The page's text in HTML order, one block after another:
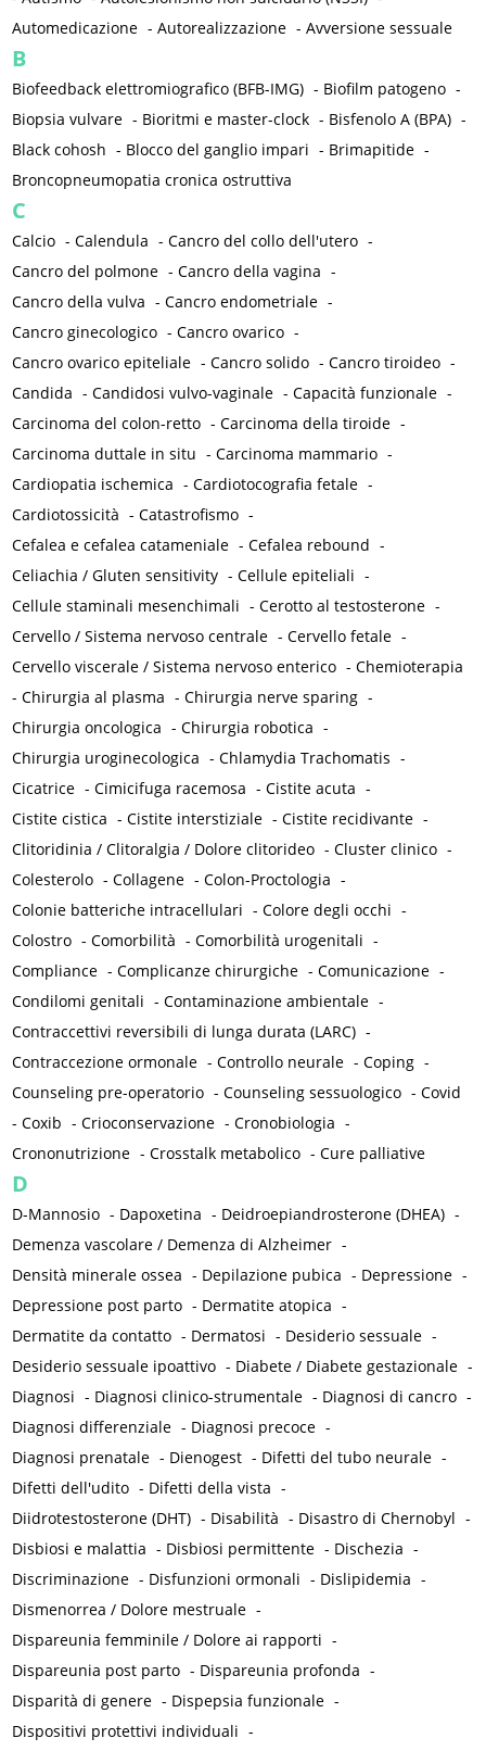
Automedicazione -Autorealizzazione -Avversione sessuale
B
Biofeedback elettromiografico (BFB-IMG) - Biofilm patogeno -
Biopsia vulvare - Bioritmi e master-clock - Bisfenolo A (BPA) -
Black cohosh - Blocco del ganglio impari - Brimapitide -
Broncopneumopatia cronica ostruttiva
C
Calcio -Calendula -Cancro del collo dell'utero -
Cancro del polmone -Cancro della vagina -
Cancro della vulva -Cancro endometriale -
Cancro ginecologico -Cancro ovarico -
Cancro ovarico epiteliale -Cancro solido -Cancro tiroideo -
Candida -Candidosi vulvo-vaginale -Capacità funzionale -
Carcinoma del colon-retto -Carcinoma della tiroide -
Carcinoma duttale in situ -Carcinoma mammario -
Cardiopatia ischemica -Cardiotocografia fetale -
Cardiotossicità -Catastrofismo -
Cefalea e cefalea catameniale -Cefalea rebound -
Celiachia / Gluten sensitivity -Cellule epiteliali -
Cellule staminali mesenchimali -Cerotto al testosterone -
Cervello / Sistema nervoso centrale -Cervello fetale -
Cervello viscerale / Sistema nervoso enterico -Chemioterapia
-Chirurgia al plasma -Chirurgia nerve sparing -
Chirurgia oncologica -Chirurgia robotica -
Chirurgia uroginecologica -Chlamydia Trachomatis -
Cicatrice -Cimicifuga racemosa -Cistite acuta -
Cistite cistica -Cistite interstiziale -Cistite recidivante -
Clitoridinia / Clitoralgia / Dolore clitorideo -Cluster clinico -
Colesterolo -Collagene -Colon-Proctologia -
Colonie batteriche intracellulari -Colore degli occhi -
Colostro -Comorbilità -Comorbilità urogenitali -
Compliance -Complicanze chirurgiche -Comunicazione -
Condilomi genitali -Contaminazione ambientale -
Contraccettivi reversibili di lunga durata (LARC) -
Contraccezione ormonale -Controllo neurale -Coping -
Counseling pre-operatorio -Counseling sessuologico -Covid
-Coxib -Crioconservazione -Cronobiologia -
Crononutrizione -Crosstalk metabolico -Cure palliative
D
D-Mannosio - Dapoxetina - Deidroepiandrosterone (DHEA) -
Demenza vascolare / Demenza di Alzheimer -
Densità minerale ossea - Depilazione pubica - Depressione -
Depressione post parto - Dermatite atopica -
Dermatite da contatto - Dermatosi - Desiderio sessuale -
Desiderio sessuale ipoattivo - Diabete / Diabete gestazionale -
Diagnosi - Diagnosi clinico-strumentale - Diagnosi di cancro -
Diagnosi differenziale - Diagnosi precoce -
Diagnosi prenatale - Dienogest - Difetti del tubo neurale -
Difetti dell'udito - Difetti della vista -
Diidrotestosterone (DHT) - Disabilità - Disastro di Chernobyl -
Disbiosi e malattia - Disbiosi permittente - Dischezia -
Discriminazione - Disfunzioni ormonali - Dislipidemia -
Dismenorrea / Dolore mestruale -
Dispareunia femminile / Dolore ai rapporti -
Dispareunia post parto - Dispareunia profonda -
Disparità di genere - Dispepsia funzionale -
Dispositivi protettivi individuali -